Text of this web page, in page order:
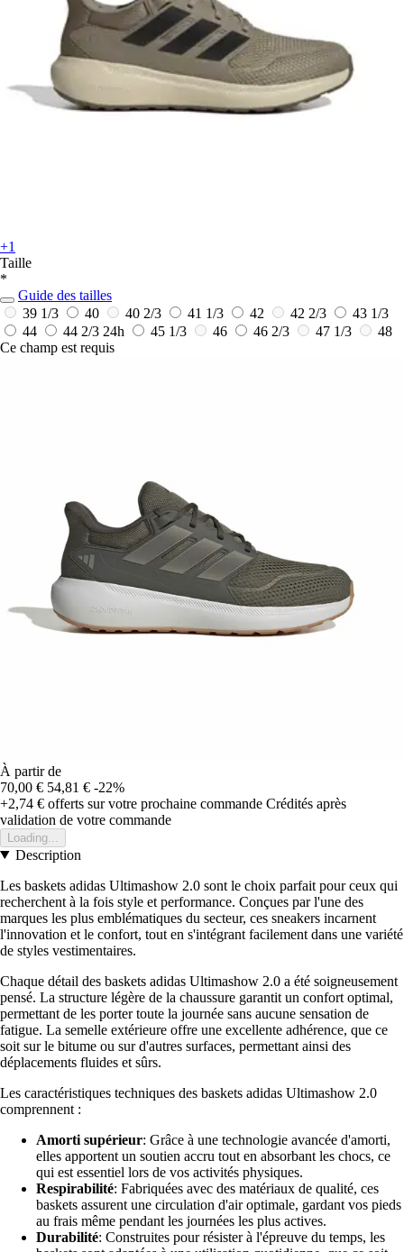
+1
Taille
*
Guide des tailles
39 1/3
40 40 2/3 41 1/3 42 42 2/3
43 1/3
44
44 2/3 24h 45 1/3 46 46 2/3 47 1/3
48
Ce champ est requis
À partir de
70,00 € 54,81 € -22%
+2,74 € offerts sur votre prochaine commande Crédités après
validation de votre commande
Loading...
Description
Les baskets adidas Ultimashow 2.0 sont le choix parfait pour ceux qui
recherchent à la fois style et performance. Conçues par l'une des
marques les plus emblématiques du secteur, ces sneakers incarnent
l'innovation et le confort, tout en s'intégrant facilement dans une variété
de styles vestimentaires.
Chaque détail des baskets adidas Ultimashow 2.0 a été soigneusement
pensé. La structure légère de la chaussure garantit un confort optimal,
permettant de les porter toute la journée sans aucune sensation de
fatigue. La semelle extérieure offre une excellente adhérence, que ce
soit sur le bitume ou sur d'autres surfaces, permettant ainsi des
déplacements fluides et sûrs.
Les caractéristiques techniques des baskets adidas Ultimashow 2.0
comprennent :
Amorti supérieur: Grâce à une technologie avancée d'amorti,
elles apportent un soutien accru tout en absorbant les chocs, ce
qui est essentiel lors de vos activités physiques.
Respirabilité: Fabriquées avec des matériaux de qualité, ces
baskets assurent une circulation d'air optimale, gardant vos pieds
au frais même pendant les journées les plus actives.
Durabilité: Construites pour résister à l'épreuve du temps, les